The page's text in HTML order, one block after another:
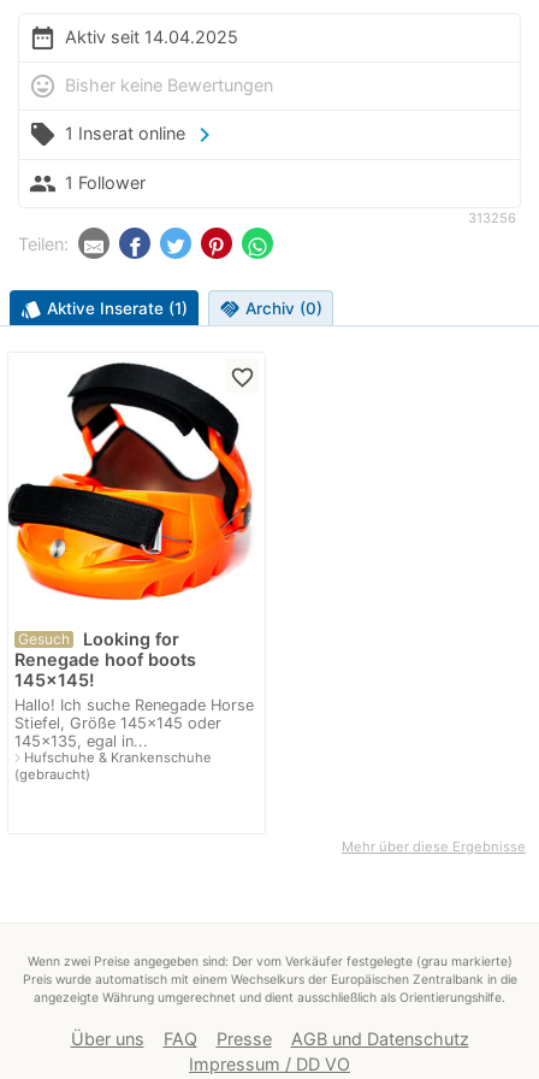
date_range Aktiv seit 14.04.2025
mood Bisher keine Bewertungen
local_offer 1 Inserat online chevron_right
people 1 Follower
313256
Teilen:
style Aktive Inserate (1) handshake Archiv (0)
favorite_border
Gesuch
Looking for
Renegade hoof boots
145x145!
Hallo! Ich suche Renegade Horse
Stiefel, Größe 145x145 oder
145x135, egal in...
navigate_nextHufschuhe & Krankenschuhe
(gebraucht)
Mehr über diese Ergebnisse
Wenn zwei Preise angegeben sind: Der vom Verkäufer festgelegte (grau markierte)
Preis wurde automatisch mit einem Wechselkurs der Europäischen Zentralbank in die
angezeigte Währung umgerechnet und dient ausschließlich als Orientierungshilfe.
Über uns FAQ Presse
AGB und Datenschutz
Impressum / DD VO